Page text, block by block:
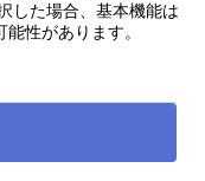
した場合、基本機能は
性があります。